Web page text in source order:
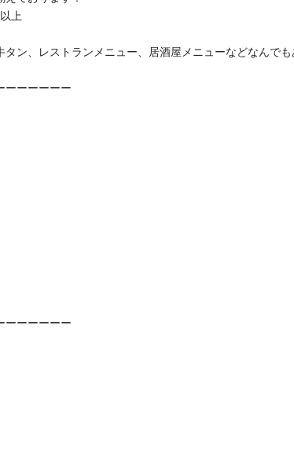
上
ン、レストランメニュー、居酒屋メニューなどなんでも
ーーーーーー
ーーーーーー